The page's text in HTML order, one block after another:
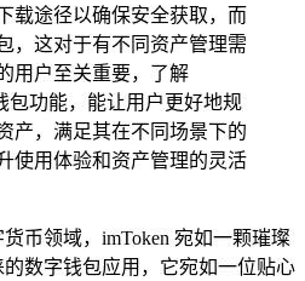
载途径以确保安全获取，而
，这对于有不同资产管理需
用户至关重要，了解
包功能，能让用户更好地规
产，满足其在不同场景下的
使用体验和资产管理的灵活
币领域，imToken 宛如一颗璀璨
数字钱包应用，它宛如一位贴心